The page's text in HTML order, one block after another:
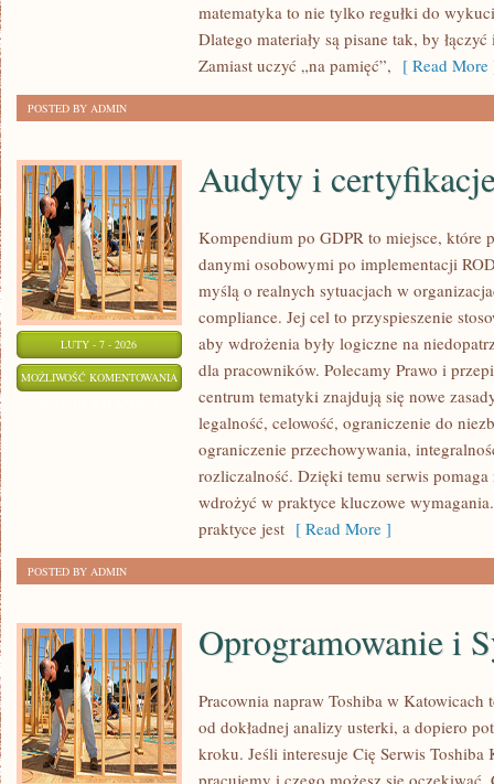
matematyka to nie tylko regułki do
Dlatego materiały są pisane tak, by
Zamiast uczyć „na pamięć”, [ Read More
POSTED BY ADMIN
LUTY - 7 - 2026
MOŻLIWOŚĆ KOMENTOWANIA AUDYTY
CERTYFIKACJE
Audyty i
Kompendium po GDPR to miejsce, które
danymi osobowymi po implementacji
myślą o realnych sytuacjach w
compliance. Jej cel to przyspieszenie
aby wdrożenia były logiczne na
dla pracowników. Polecamy Prawo i
centrum tematyki znajdują się nowe
legalność, celowość, ograniczenie do
ograniczenie przechowywania,
rozliczalność. Dzięki temu serwis
wdrożyć w praktyce kluczowe
praktyce jest [ Read More ]
POSTED BY ADMIN
Oprogramowanie i
Pracownia napraw Toshiba w
od dokładnej analizy usterki, a dopiero
kroku. Jeśli interesuje Cię Serwis
pracujemy i czego możesz się